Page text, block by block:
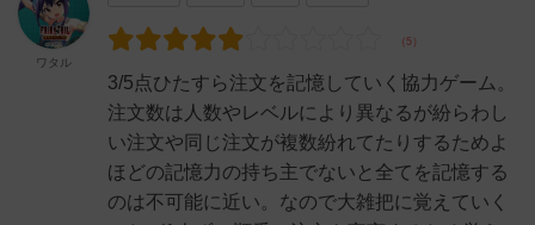
3/5点ひたすら注文を記憶していく協力ゲーム。
注文数は人数やレベルにより異なるが紛らわし
い注文や同じ注文が複数紛れてたりするためよ
ほどの記憶力の持ち主でないと全てを記憶する
のは不可能に近い。なので大雑把に覚えていく
ワタル